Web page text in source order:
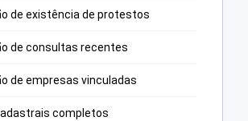
de existência de protestos
de consultas recentes
de empresas vinculadas
completos